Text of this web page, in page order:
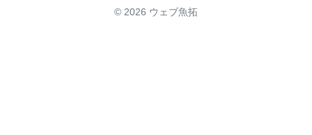
© 2026 ウェブ魚拓